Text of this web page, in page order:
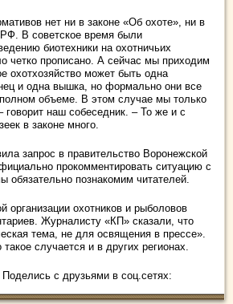
нет ни в законе «Об охоте», ни в
В советское время были
биотехники на охотничьих
четко прописано. А сейчас мы приходим
охотхозяйство может быть одна
и одна вышка, но формально они все
объеме. В этом случае мы только
говорит наш собеседник. – То же и с
в законе много.
запрос в правительство Воронежской
прокомментировать ситуацию с
обязательно познакомим читателей.
организации охотников и рыболовов
Журналисту «КП» сказали, что
тема, не для освящения в прессе».
случается и в других регионах.
Поделись с друзьями в соц.сетях: